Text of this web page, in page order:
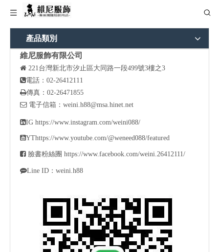
產品類別
維尼服飾有限公司
 221台灣新北市汐止區大同路一段499號3樓之3
電話：02-26412111
傳真：02-26471855
 電子信箱： weini.h88@msa.hinet.net
IG https://www.instagram.com/weini088/
YThttps://www.youtube.com/@weneed088/featured
 臉書粉絲團 https://www.facebook.com/weini.26412111/
Line ID：weini.h88